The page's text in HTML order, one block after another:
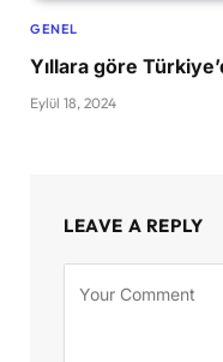
GENEL
Yıllara göre
Eylül 18, 2024
LEAVE A REPLY